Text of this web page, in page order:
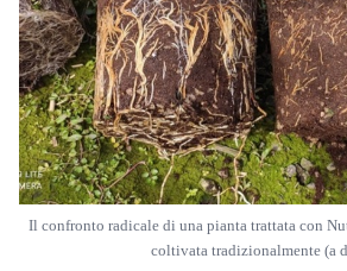
Il confronto radicale di una pianta trattata con
coltivata tradizionalmente (a